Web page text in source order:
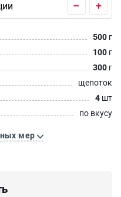
– +
500 г
100 г
300 г
щепоток
4 шт
по вкусу
мер